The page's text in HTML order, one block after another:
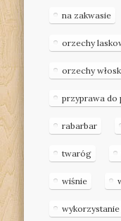
na zakwasie
orzechy
orzechy
przyprawa do
rabarbar
twaróg
wiśnie
wykorzystanie